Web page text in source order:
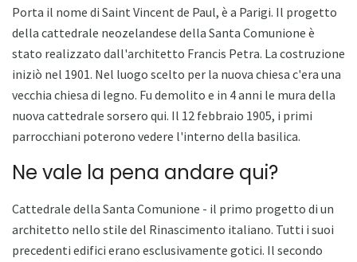
Porta il nome di Saint Vincent de Paul, è a Parigi. Il progetto
della cattedrale neozelandese della Santa Comunione è
stato realizzato dall'architetto Francis Petra. La costruzione
iniziò nel 1901. Nel luogo scelto per la nuova chiesa c'era una
vecchia chiesa di legno. Fu demolito e in 4 anni le mura della
nuova cattedrale sorsero qui. Il 12 febbraio 1905, i primi
parrocchiani poterono vedere l'interno della basilica.
Ne vale la pena andare qui?
Cattedrale della Santa Comunione - il primo progetto di un
architetto nello stile del Rinascimento italiano. Tutti i suoi
precedenti edifici erano esclusivamente gotici. Il secondo